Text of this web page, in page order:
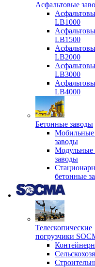
Асфальтовые
LB1000
LB1500
LB2000
LB3000
LB4000
Бетонные заводы
Мобильные
заводы
Модульные
заводы
бетонные
Телескопические
погрузчики